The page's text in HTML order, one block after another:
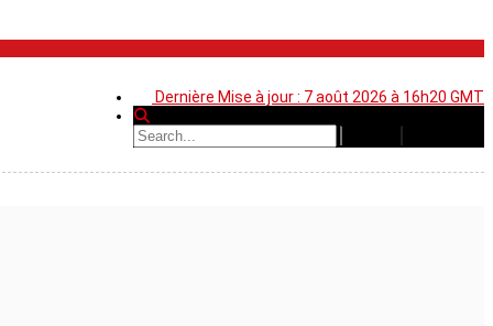
Dernière Mise à jour : 7 août 2026 à 16h20 GMT